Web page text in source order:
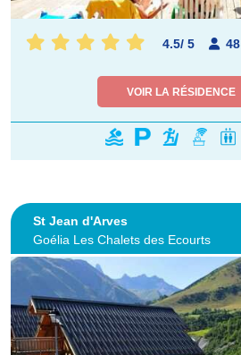
4.5/ 5 48
VOIR LA RÉSIDENCE
St Jean d'Arves
Goélia Les Chalets des Ecourts